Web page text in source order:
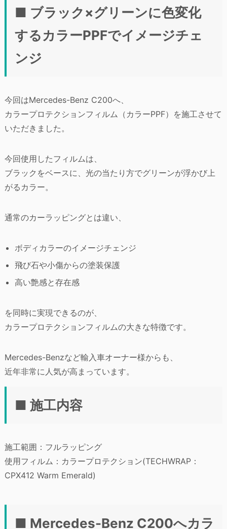
■ ブラック×グリーンに色変化
するカラーPPFでイメージチェ
ンジ
今回はMercedes-Benz C200へ、
カラープロテクションフィルム（カラーPPF）を施工させて
いただきました。
今回使用したフィルムは、
ブラックをベースに、光の当たり方でグリーンが浮かび上
がるカラー。
通常のカーラッピングとは違い、
ボディカラーのイメージチェンジ
飛び石や小傷からの塗装保護
高い艶感と存在感
を同時に実現できるのが、
カラープロテクションフィルムの大きな特徴です。
Mercedes-Benzなど輸入車オーナー様からも、
近年非常に人気が高まっています。
■ 施工内容
施工範囲：フルラッピング
使用フィルム：カラープロテクション(TECHWRAP：
CPX412 Warm Emerald)
■ Mercedes-Benz C200へカラ